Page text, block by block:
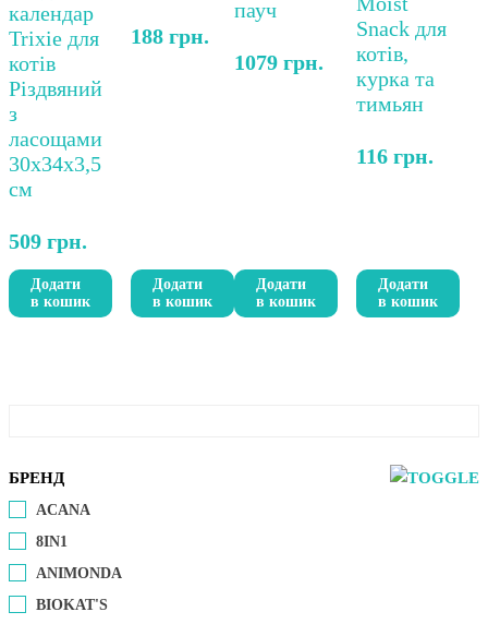
509 грн.
Додати
в кошик
188 грн.
Додати
в кошик
1079 грн.
Додати
в кошик
116 грн.
Додати
в кошик
БРЕНД
ACANA
8IN1
ANIMONDA
BIOKAT'S